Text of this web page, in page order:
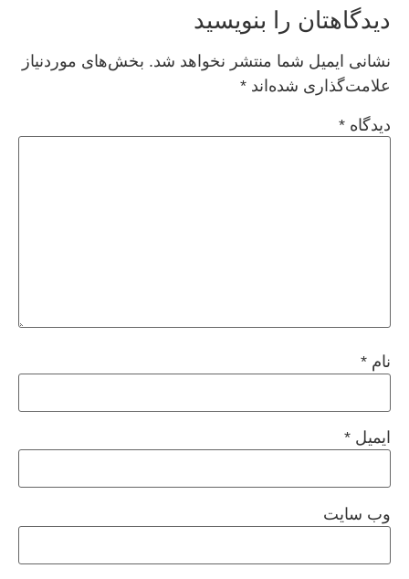
دیدگاهتان را بنویسید
نشانی ایمیل شما منتشر نخواهد شد. بخش‌های موردنیاز
علامت‌گذاری شده‌اند *
دیدگاه *
نام *
ایمیل *
وب‌ سایت